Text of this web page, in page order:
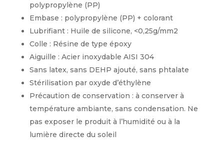
polypropylène (PP)
Embase : polypropylène (PP) + colorant
Lubrifiant : Huile de silicone, <0,25g/mm2
Colle : Résine de type époxy
Aiguille : Acier inoxydable AISI 304
Sans latex, sans DEHP ajouté, sans phtalate
Stérilisation par oxyde d’éthylène
Précaution de conservation : à conserver à
température ambiante, sans condensation. Ne
pas exposer le produit à l’humidité ou à la
lumière directe du soleil